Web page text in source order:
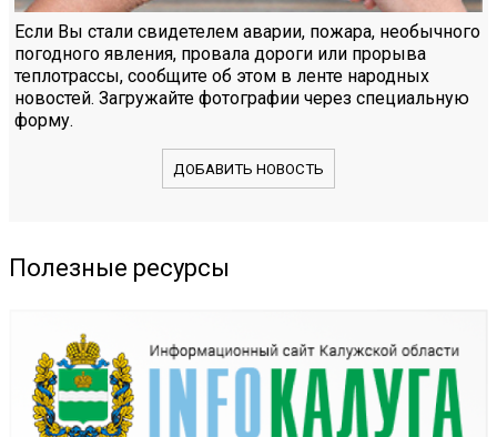
Если Вы стали свидетелем аварии, пожара, необычного
погодного явления, провала дороги или прорыва
теплотрассы, сообщите об этом в ленте народных
новостей. Загружайте фотографии через специальную
форму.
ДОБАВИТЬ НОВОСТЬ
Полезные ресурсы